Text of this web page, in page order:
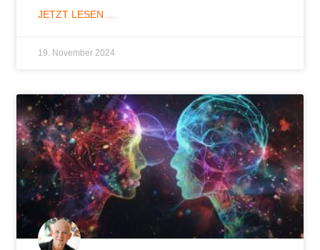
JETZT LESEN ...
19. November 2024